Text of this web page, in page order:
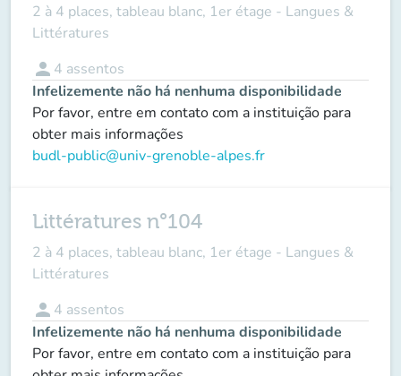
2 à 4 places, tableau blanc, 1er étage - Langues &
Littératures
person 4 assentos
Infelizemente não há nenhuma disponibilidade
Por favor, entre em contato com a instituição para
obter mais informações
budl-public@univ-grenoble-alpes.fr
Littératures n°104
2 à 4 places, tableau blanc, 1er étage - Langues &
Littératures
person 4 assentos
Infelizemente não há nenhuma disponibilidade
Por favor, entre em contato com a instituição para